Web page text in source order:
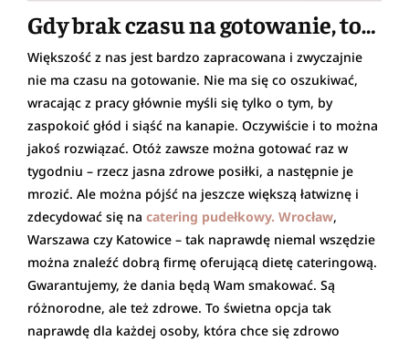
Gdy brak czasu na gotowanie, to…
Większość z nas jest bardzo zapracowana i zwyczajnie
nie ma czasu na gotowanie. Nie ma się co oszukiwać,
wracając z pracy głównie myśli się tylko o tym, by
zaspokoić głód i siąść na kanapie. Oczywiście i to można
jakoś rozwiązać. Otóż zawsze można gotować raz w
tygodniu – rzecz jasna zdrowe posiłki, a następnie je
mrozić. Ale można pójść na jeszcze większą łatwiznę i
zdecydować się na catering pudełkowy. Wrocław,
Warszawa czy Katowice – tak naprawdę niemal wszędzie
można znaleźć dobrą firmę oferującą dietę cateringową.
Gwarantujemy, że dania będą Wam smakować. Są
różnorodne, ale też zdrowe. To świetna opcja tak
naprawdę dla każdej osoby, która chce się zdrowo